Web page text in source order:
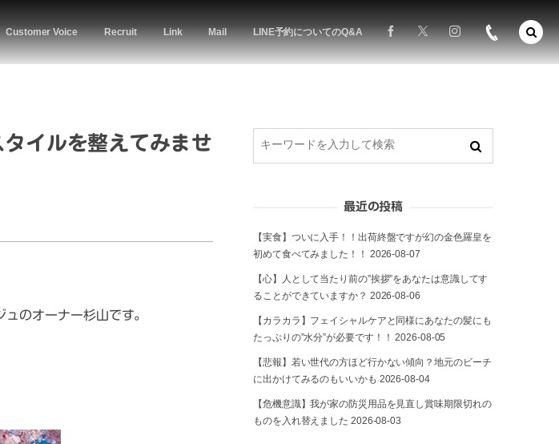
Customer Voice Recruit Link Mail LINE予約についてのQ&A
イルを整えてみませ
のオーナー杉山です。
最近の投稿
【実食】ついに入手！！出荷終盤ですが幻の金色羅皇を
初めて食べてみました！！ 2026-08-07
【心】人として当たり前の”挨拶”をあなたは意識してす
ることができていますか？ 2026-08-06
【カラカラ】フェイシャルケアと同様にあなたの髪にも
たっぷりの”水分”が必要です！！ 2026-08-05
【悲報】若い世代の方ほど行かない傾向？地元のビーチ
に出かけてみるのもいいかも 2026-08-04
【危機意識】我が家の防災用品を見直し賞味期限切れの
ものを入れ替えました 2026-08-03